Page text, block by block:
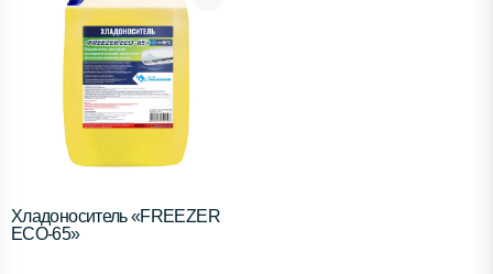
Хладоноситель «FREEZER
ECO-65»